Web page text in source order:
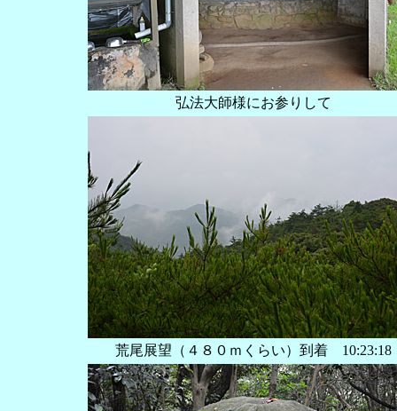
弘法大師様にお参りして
荒尾展望（４８０ｍくらい）到着 ‏‎10:23:18